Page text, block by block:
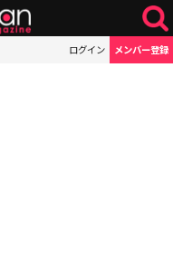
ログイン メンバー登録